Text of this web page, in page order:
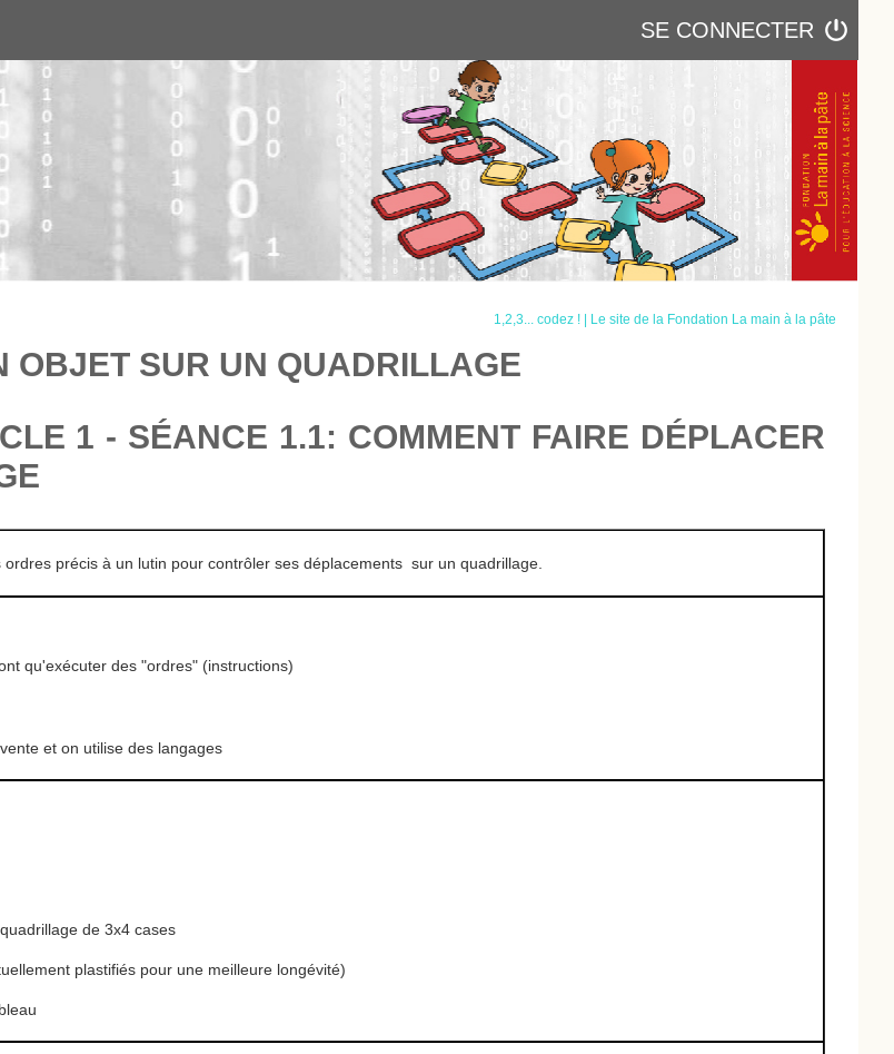
SE CONNECTER
1,2,3... codez ! | Le site de la Fondation La main à la pâte
OBJET SUR UN QUADRILLAGE
1 - SÉANCE 1.1: COMMENT FAIRE DÉPLACER
précis à un lutin pour contrôler ses déplacements sur un quadrillage.
qu'exécuter des "ordres" (instructions)
et on utilise des langages
de 3x4 cases
plastifiés pour une meilleure longévité)